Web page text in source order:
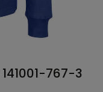
141001-767-3